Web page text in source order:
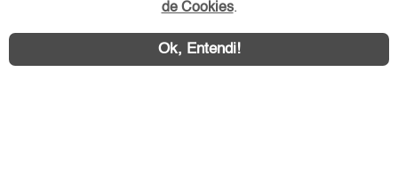
de Cookies.
Ok, Entendi!